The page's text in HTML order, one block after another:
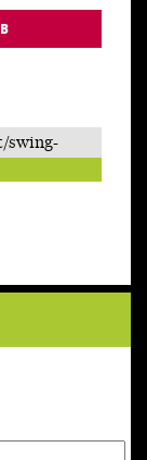
swing-